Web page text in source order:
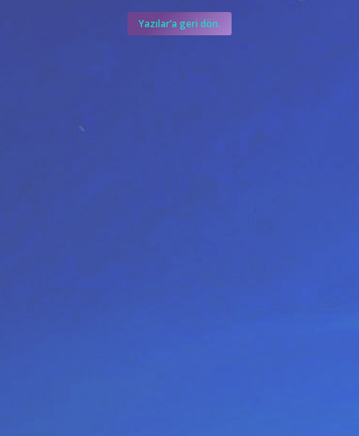
Yazılar’a geri dön.